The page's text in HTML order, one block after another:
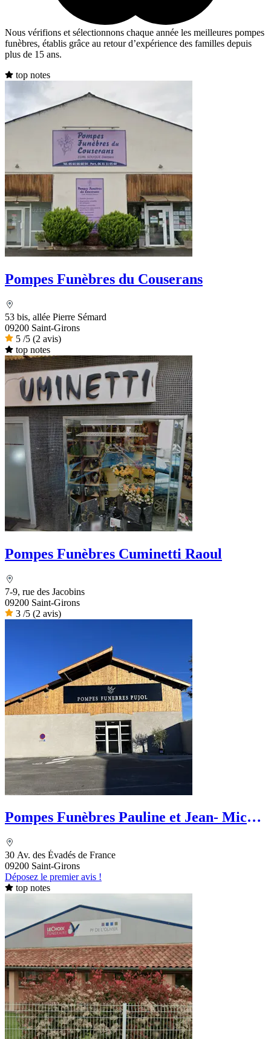
Nous vérifions et sélectionnons chaque année les meilleures pompes
funèbres, établis grâce au retour d’expérience des familles depuis
plus de 15 ans.
top notes
Pompes Funèbres du Couserans
53 bis, allée Pierre Sémard
09200 Saint-Girons
5 /5 (2 avis)
top notes
Pompes Funèbres Cuminetti Raoul
7-9, rue des Jacobins
09200 Saint-Girons
3 /5 (2 avis)
Pompes Funèbres Pauline et Jean- Michel
30 Av. des Évadés de France
09200 Saint-Girons
Déposez le premier avis !
top notes